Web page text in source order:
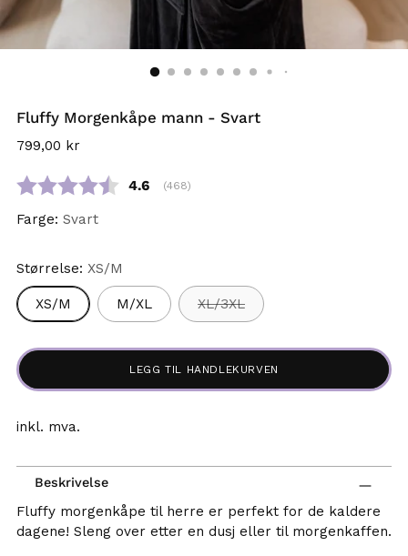
Fluffy Morgenkåpe mann - Svart
Vanlig
799,00 kr
Gjennomsnittskarakter:
4.6 (stemmer:
468)
Farge: Svart
Størrelse: XS/M
XS/M M/XL XL/3XL
LEGG TIL HANDLEKURVEN
inkl. mva.
Beskrivelse
Fluffy morgenkåpe til herre er perfekt for de kaldere
dagene! Sleng over etter en dusj eller til morgenkaffen.